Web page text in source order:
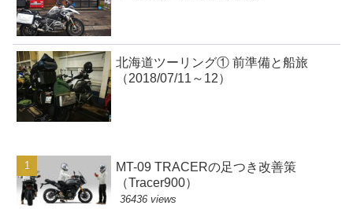
北海道ツーリング① 前準備と船旅
（2018/07/11～12）
MT-09 TRACERの足つき改善策
（Tracer900）
36436 views